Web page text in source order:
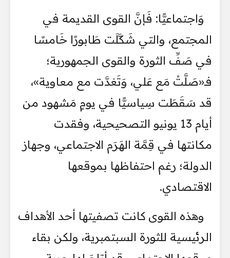
وَاجتماعيًّا: فَإنَّ القوى القديمة في
المجتمع، والتي شَكَّلَت طَابورًا خَامسًا
في صَفِّ الثورة والقوى الجمهورية؛
فـ«صَلَّتْ مَع عَلي، وَتَغدَّت مع معاوية»،
قد سَقَطَت سِياسيًّا في يومٍ مَشهود من
أيام 13 يونيو التصحيحية، وفقدت
مكانتها في قِمَّة الهَرَم الاجتماعي، وجهاز
الدولة؛ رغم احتفاظها بموقعها
الاقتصادي.
وهذه القوى كانت تصفيتها أحد الأهداف
الرئيسية للثورة السبتمبرية، ولكن بقاء